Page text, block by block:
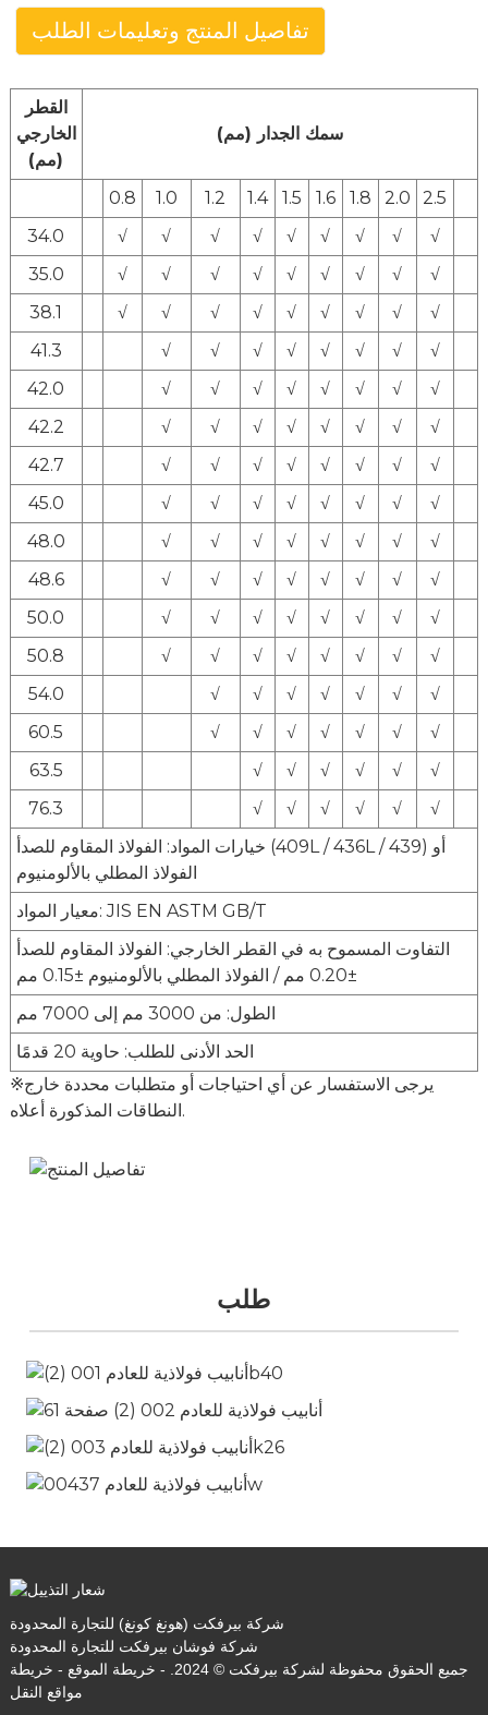
تفاصيل المنتج وتعليمات الطلب
القطر
الخارجي
(مم)
سمك الجدار (مم)
0.8 1.0 1.2 1.4 1.5 1.6 1.8 2.0
2.5
34.0
√ √ √ √ √ √ √ √
√
35.0
√ √ √ √ √ √ √ √
√
38.1
√ √ √ √ √ √ √ √
√
41.3
√ √ √ √ √ √ √
√
42.0
√ √ √ √ √ √ √
√
42.2
√ √ √ √ √ √ √
√
42.7
√ √ √ √ √ √ √
√
45.0
√ √ √ √ √ √ √
√
48.0
√ √ √ √ √ √ √
√
48.6
√ √ √ √ √ √ √
√
50.0
√ √ √ √ √ √ √
√
50.8
√ √ √ √ √ √ √
√
54.0
√ √ √ √ √ √
√
60.5
√ √ √ √ √ √
√
63.5
√ √ √ √ √
√
76.3
√ √ √ √ √
√
خيارات المواد: الفولاذ المقاوم للصدأ (409L / 436L / 439) أو
الفولاذ المطلي بالألومنيوم
معيار المواد: JIS EN ASTM GB/T
التفاوت المسموح به في القطر الخارجي: الفولاذ المقاوم للصدأ
±0.20 مم / الفولاذ المطلي بالألومنيوم ±0.15 مم
الطول: من 3000 مم إلى 7000 مم
الحد الأدنى للطلب: حاوية 20 قدمًا
※يرجى الاستفسار عن أي احتياجات أو متطلبات محددة خارج
النطاقات المذكورة أعلاه.
طلب
شركة بيرفكت (هونغ كونغ) للتجارة المحدودة
شركة فوشان بيرفكت للتجارة المحدودة
جميع الحقوق محفوظة لشركة بيرفكت © 2024. -
خريطة الموقع - خريطة
مواقع النقل